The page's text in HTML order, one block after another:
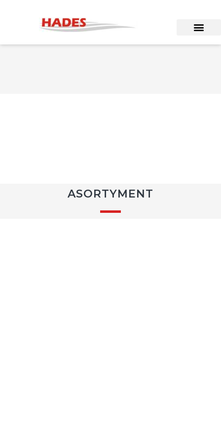
ASORTYMENT